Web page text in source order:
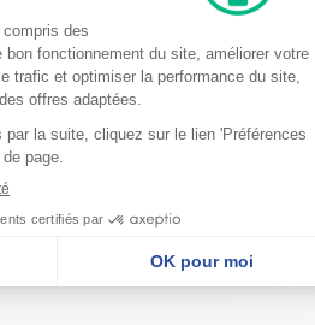
de cacao, Masse de cacao,
à lever : Bicarbonate de sodium,
Agents d'enrobage : Shellac,